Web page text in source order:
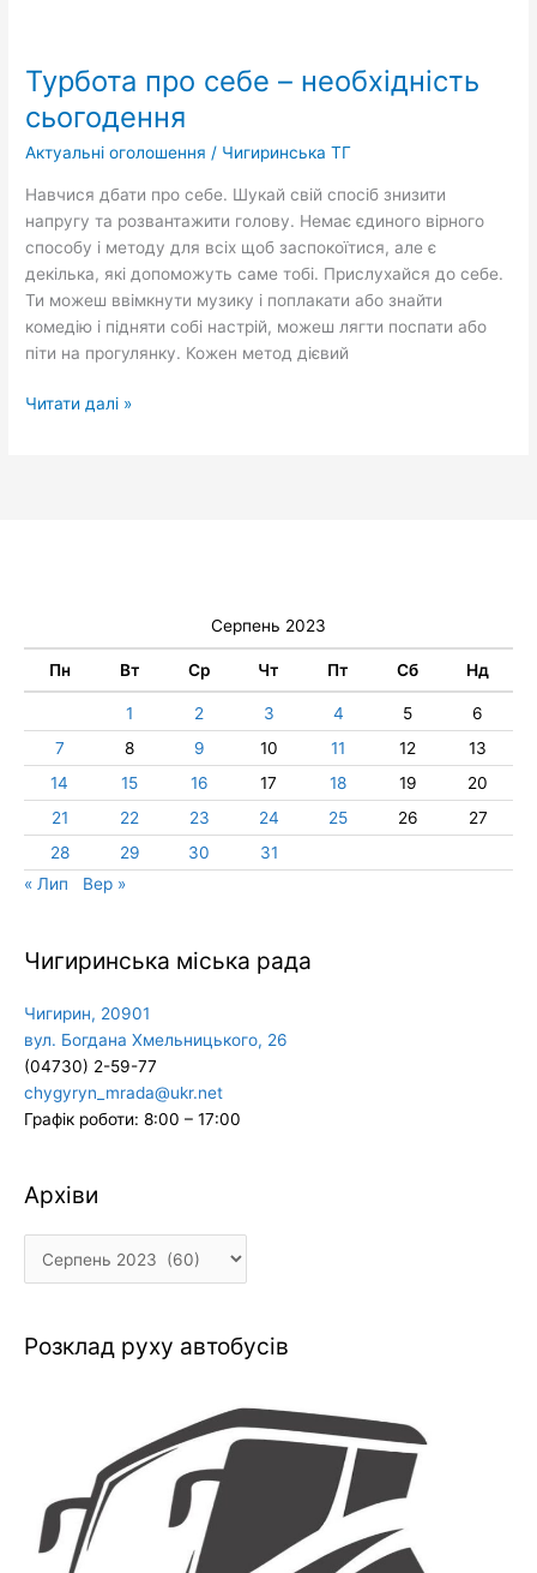
Турбота про себе – необхідність
сьогодення
Актуальні оголошення / Чигиринська ТГ
Навчися дбати про себе. Шукай свій спосіб знизити
напругу та розвантажити голову. Немає єдиного вірного
способу і методу для всіх щоб заспокоїтися, але є
декілька, які допоможуть саме тобі. Прислухайся до себе.
Ти можеш ввімкнути музику і поплакати або знайти
комедію і підняти собі настрій, можеш лягти поспати або
піти на прогулянку. Кожен метод дієвий
себе
необхідність
сьогодення
Читати далі »
Серпень 2023
Пн Вт Ср Чт Пт Сб Нд
1 2 3 4 5
6
7
8 9 10 11 12
13
14
15 16 17 18 19
20
21
22 23 24 25 26
27
28
29 30
31
« Лип
Вер »
Чигиринська міська рада
Чигирин, 20901
вул. Богдана Хмельницького, 26
(04730) 2-59-77
chygyryn_mrada@ukr.net
Графік роботи: 8:00 – 17:00
Архіви
Архіви
Розклад руху автобусів